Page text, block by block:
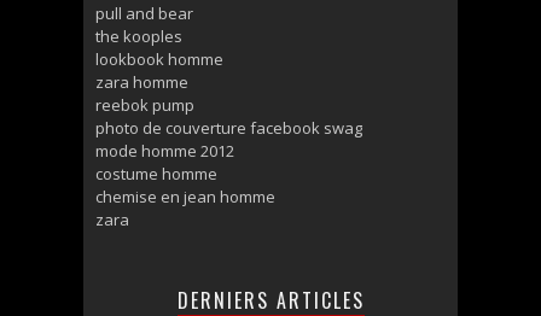
pull and bear
the kooples
lookbook homme
zara homme
reebok pump
photo de couverture facebook swag
mode homme 2012
costume homme
chemise en jean homme
zara
DERNIERS ARTICLES